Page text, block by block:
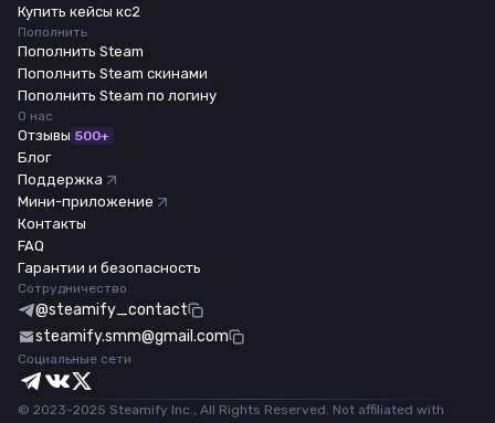
Купить кейсы кс2
Пополнить
Пополнить Steam
Пополнить Steam скинами
Пополнить Steam по логину
О нас
Отзывы 500+
Блог
Поддержка
Мини-приложение
Контакты
FAQ
Гарантии и безопасность
Сотрудничество
@steamify_contact
steamify.smm@gmail.com
Социальные сети
© 2023-2025 Steamify Inc., All Rights Reserved. Not affiliated with